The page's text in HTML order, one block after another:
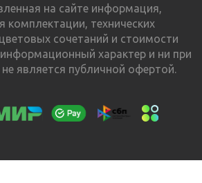
на сайте информация,
комплектации, технических
сочетаний и стоимости
характер и ни при
не является публичной офертой.